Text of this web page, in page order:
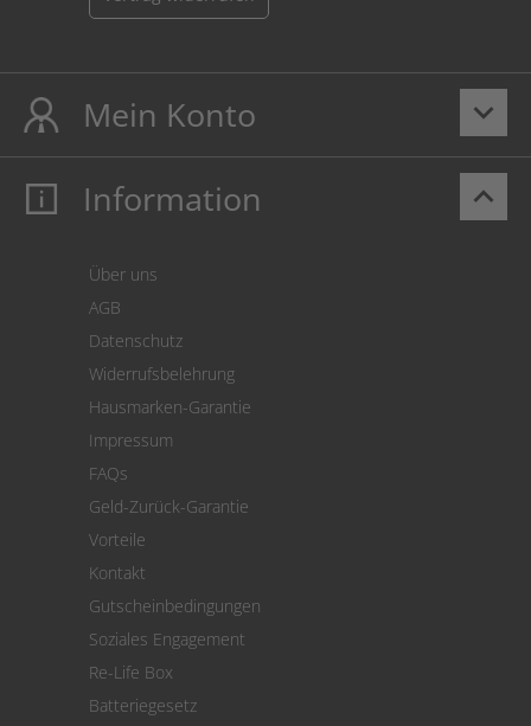
keyboard_arrow_down
Mein Konto
Mein Konto
Cookie Einstellungen
keyboard_arrow_up
Information
Über uns
AGB
Datenschutz
Widerrufsbelehrung
Hausmarken-Garantie
Impressum
FAQs
Geld-Zurück-Garantie
Vorteile
Kontakt
Gutscheinbedingungen
Soziales Engagement
Re-Life Box
Batteriegesetz